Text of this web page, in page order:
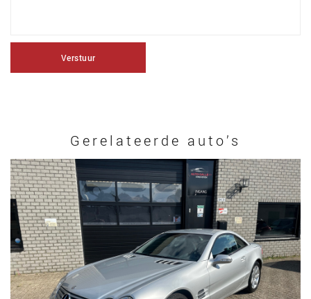
Verstuur
Gerelateerde auto’s